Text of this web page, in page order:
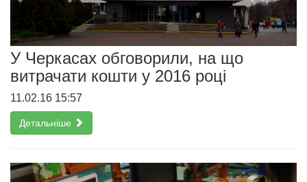
У Черкасах обговорили, на що
витрачати кошти у 2016 році
11.02.16 15:57
Детальніше